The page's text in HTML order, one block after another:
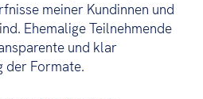
meiner Kundinnen und
Ehemalige Teilnehmende
und klar
der Formate.